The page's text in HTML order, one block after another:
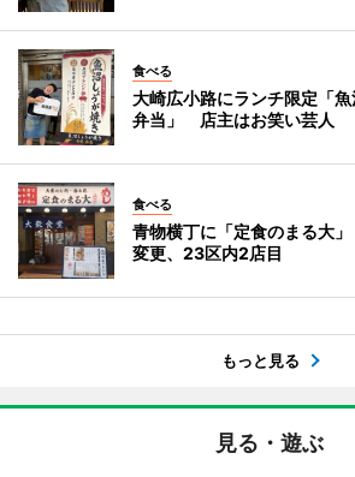
食べる
大崎広小路にランチ限定「
弁当」 店主はお笑い芸人
食べる
青物横丁に「定食のまる大
変更、23区内2店目
もっと見る
見る・遊ぶ